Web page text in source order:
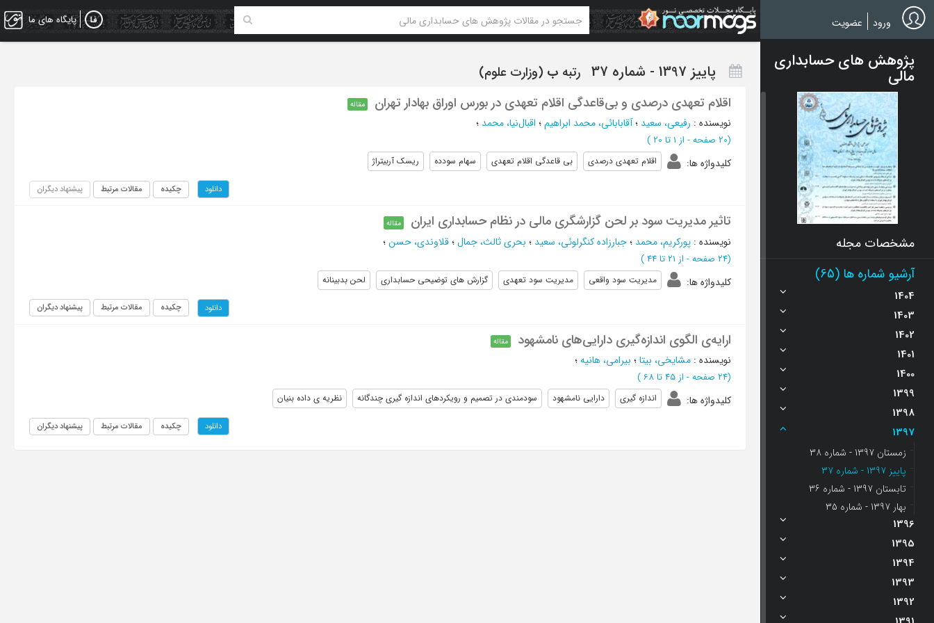
Skip
to
main
پایگاه های ما ورود عضویت
پژوهش های حسابداری
مالی
مشخصات مجله
آرشیو شماره ها (65)
1404
1403
1402
1401
1400
1399
1398
1397
زمستان 1397 - شماره 38
پاییز 1397 - شماره 37
تابستان 1397 - شماره 36
بهار 1397 - شماره 35
1396
1395
1394
1393
1392
پاییز 1397 - شماره 37 رتبه ب (وزارت علوم)
اقلام تعهدی درصدی و بی‌قاعدگی اقلام تعهدی در بورس اوراق بهادار تهران
مقاله
نویسنده : رفیعی، سعید ؛آقابابائی، محمد ابراهیم؛ اقبال‌نیا، محمد ؛
(‎20 صفحه - از 1 تا 20 )
کلیدواژه ها: اقلام تعهدی درصدی بی قاعدگی اقلام تعهدی سهام سودده ریسک آربیتراژ
دانلود چکیده مقالات مرتبط پیشنهاد دیگران
تاثیر مدیریت سود بر لحن گزارشگری مالی در نظام حسابداری ایران مقاله
نویسنده : پورکریم، محمد ؛جبارزاده کنگرلوئی، سعید ؛ بحری ثالث، جمال؛قلاوندی، حسن؛
(‎24 صفحه - از 21 تا 44 )
کلیدواژه ها: مدیریت سود واقعی مدیریت سود تعهدی گزارش های توضیحی حسابداری لحن بدبینانه
دانلود چکیده مقالات مرتبط پیشنهاد دیگران
ارایه‌ی الگوی اندازه‌گیری دارایی‌های نامشهود مقاله
نویسنده : مشایخی، بیتا؛ بیرامی، هانیه؛
(‎24 صفحه - از 45 تا 68 )
کلیدواژه ها: اندازه گیری دارایی نامشهود سودمندی در تصمیم و رویکردهای اندازه گیری چندگانه نظریه ی داده بنیان
دانلود چکیده مقالات مرتبط پیشنهاد دیگران